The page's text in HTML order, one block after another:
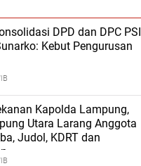
DPD dan DPC PSI
Kebut Pengurusan
Kapolda Lampung,
Utara Larang Anggota
Judol, KDRT dan